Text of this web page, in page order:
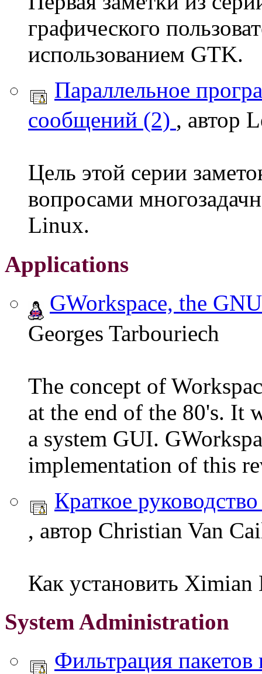
графического
использованием GTK.
Параллельное
сообщений (2) , автор
Цель этой серии
вопросами
Linux.
Applications
GWorkspace, the
Georges Tarbouriech
The concept of
at the end of the 80's. It
a system GUI.
implementation of this
Краткое
, автор Christian Van
Как установить
System Administration
Фильтрация